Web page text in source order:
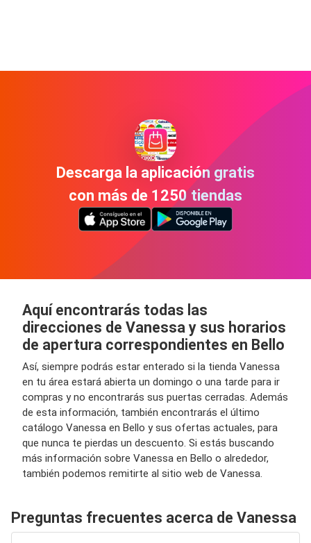
Descarga la aplicación gratis
con más de 1250 tiendas
Aquí encontrarás todas las
direcciones de Vanessa y sus horarios
de apertura correspondientes en Bello
Así, siempre podrás estar enterado si la tienda Vanessa
en tu área estará abierta un domingo o una tarde para ir
compras y no encontrarás sus puertas cerradas. Además
de esta información, también encontrarás el último
catálogo Vanessa en Bello y sus ofertas actuales, para
que nunca te pierdas un descuento. Si estás buscando
más información sobre Vanessa en Bello o alrededor,
también podemos remitirte al sitio web de Vanessa.
Preguntas frecuentes acerca de Vanessa